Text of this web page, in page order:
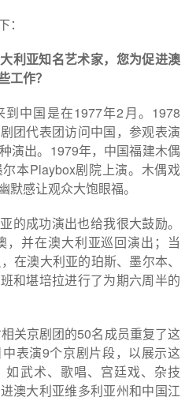
利亚知名艺术家，您为促进澳
工作？
到中国是在1977年2月。1978
团代表团访问中国，参观表演
演出。1979年，中国福建木偶
本Playbox剧院上演。木偶戏
默感让观众大饱眼福。
的成功演出也给我很大鼓励。
，并在澳大利亚巡回演出；当
在澳大利亚的珀斯、墨尔本、
和堪培拉进行了为期六周半的
关京剧团的50名成员重复了这
表演9个京剧片段，以展示这
武术、歌唱、宫廷戏、杂技
澳大利亚维多利亚州和中国江